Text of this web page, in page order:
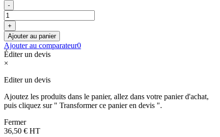
-
+
Ajouter au panier
Ajouter au comparateur0
Éditer un devis
×
Editer un devis
Ajoutez les produits dans le panier, allez dans votre panier d'achat,
puis cliquez sur " Transformer ce panier en devis ".
Fermer
36,50 € HT